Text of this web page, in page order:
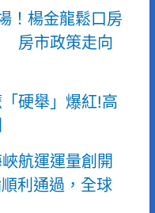
！楊金龍鬆口房
房市政策走向
硬舉」爆紅!高
航運運量創開
利通過，全球